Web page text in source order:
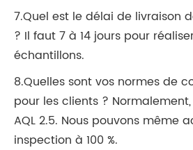
7.Quel est le délai de livraison
? Il faut 7 à 14 jours pour
échantillons.
8.Quelles sont vos normes de
pour les clients ?
AQL 2.5. Nous pouvons même
inspection à 100 %.